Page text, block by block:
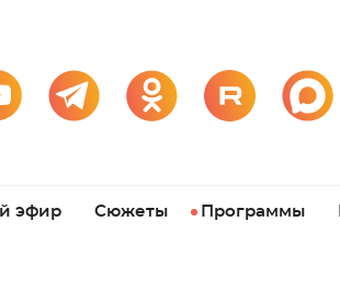
эфир Сюжеты Программы